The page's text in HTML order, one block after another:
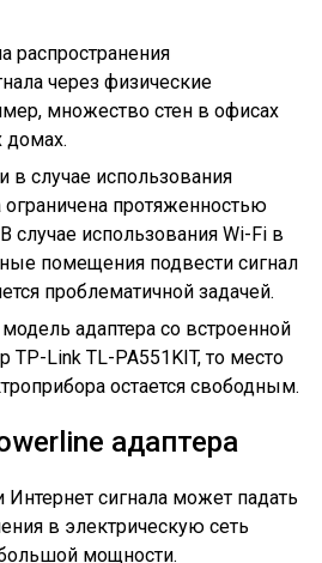
распространения
через физические
множество стен в офисах
домах.
в случае использования
ограничена протяженностью
случае использования Wi-Fi в
помещения подвести сигнал
проблематичной задачей.
адаптера со встроенной
TP-Link TL-PA551KIT, то место
остается свободным.
адаптера
Интернет сигнала может падать
в электрическую сеть
мощности.